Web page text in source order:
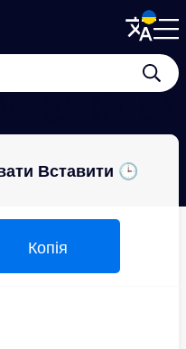
Вставити 🕒
Копія